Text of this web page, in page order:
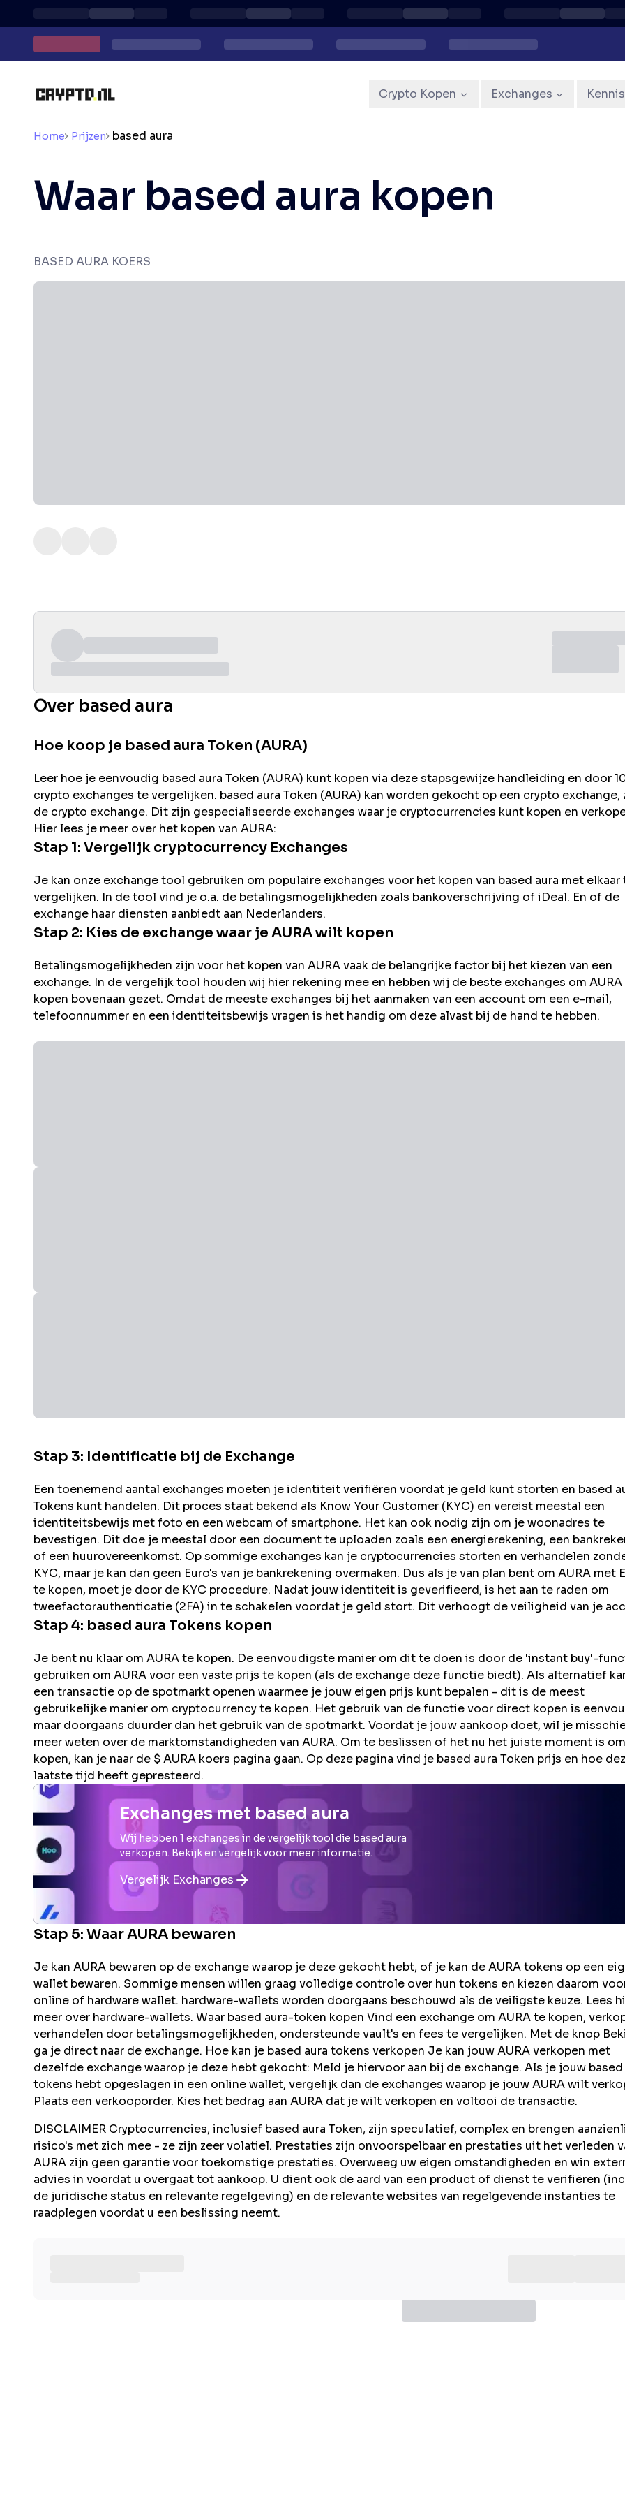
Crypto Kopen Exchanges
Home Prijzen based aura
Waar based aura kopen
BASED AURA KOERS
Over based aura
Hoe koop je based aura Token (AURA)
Leer hoe je eenvoudig based aura Token (AURA) kunt kopen via deze stapsgewijze handleiding en door
crypto exchanges te vergelijken. based aura Token (AURA) kan worden gekocht op een crypto exchange,
de crypto exchange. Dit zijn gespecialiseerde exchanges waar je cryptocurrencies kunt kopen en
Hier lees je meer over het kopen van AURA:
Stap 1: Vergelijk cryptocurrency Exchanges
Je kan onze exchange tool gebruiken om populaire exchanges voor het kopen van based aura met elkaar
vergelijken. In de tool vind je o.a. de betalingsmogelijkheden zoals bankoverschrijving of iDeal. En of de
exchange haar diensten aanbiedt aan Nederlanders.
Stap 2: Kies de exchange waar je AURAwilt kopen
Betalingsmogelijkheden zijn voor het kopen van AURAvaak de belangrijke factor bij het kiezen van een
exchange. In de vergelijk tool houden wij hier rekening mee en hebben wij de beste exchanges om AURA
kopen bovenaan gezet. Omdat de meeste exchanges bij het aanmaken van een account om een e-mail,
telefoonnummer en een identiteitsbewijs vragen is het handig om deze alvast bij de hand te hebben.
Stap 3: Identificatie bij de Exchange
Een toenemend aantal exchanges moeten je identiteit verifiëren voordat je geld kunt storten en based
Tokens kunt handelen. Dit proces staat bekend als Know Your Customer (KYC) en vereist meestal een
identiteitsbewijs met foto en een webcam of smartphone. Het kan ook nodig zijn om je woonadres te
bevestigen. Dit doe je meestal door een document te uploaden zoals een energierekening, een
of een huurovereenkomst. Op sommige exchanges kan je cryptocurrencies storten en verhandelen
KYC, maar je kan dan geen Euro's van je bankrekening overmaken. Dus als je van plan bent om AURA met
te kopen, moet je door de KYC procedure. Nadat jouw identiteit is geverifieerd, is het aan te raden om
tweefactorauthenticatie (2FA) in te schakelen voordat je geld stort. Dit verhoogt de veiligheid van je
Stap 4: based aura Tokens kopen
Je bent nu klaar om AURA te kopen. De eenvoudigste manier om dit te doen is door de 'instant buy'-
gebruiken om AURA voor een vaste prijs te kopen (als de exchange deze functie biedt). Als alternatief
een transactie op de spotmarkt openen waarmee je jouw eigen prijs kunt bepalen - dit is de meest
gebruikelijke manier om cryptocurrency te kopen. Het gebruik van de functie voor direct kopen is
maar doorgaans duurder dan het gebruik van de spotmarkt. Voordat je jouw aankoop doet, wil je
meer weten over de marktomstandigheden van AURA. Om te beslissen of het nu het juiste moment is
kopen, kan je naar de $ AURA koers pagina gaan. Op deze pagina vind je based aura Token prijs en hoe
laatste tijd heeft gepresteerd.
Exchanges met based aura
Wij hebben 1 exchanges in de vergelijk tool die based aura
verkopen. Bekijk en vergelijk voor meer informatie.
Vergelijk Exchanges
Stap 5: WaarAURA bewaren
Je kan AURA bewaren op de exchange waarop je deze gekocht hebt, of je kan de AURA tokens op een
wallet bewaren. Sommige mensen willen graag volledige controle over hun tokens en kiezen daarom
online of hardware wallet. hardware-wallets worden doorgaans beschouwd als de veiligste keuze. Lees
meer over hardware-wallets. Waar based aura-token kopen Vind een exchange om AURA te kopen,
verhandelen door betalingsmogelijkheden, ondersteunde vault's en fees te vergelijken. Met de knop
ga je direct naar de exchange. Hoe kan je based aura tokens verkopen Je kan jouw AURA verkopen met
dezelfde exchange waarop je deze hebt gekocht: Meld je hiervoor aan bij de exchange. Als je jouw based
tokens hebt opgeslagen in een online wallet, vergelijk dan de exchanges waarop je jouw AURA wilt
Plaats een verkooporder. Kies het bedrag aan AURA dat je wilt verkopen en voltooi de transactie.
DISCLAIMER Cryptocurrencies, inclusief based aura Token, zijn speculatief, complex en brengen
risico's met zich mee - ze zijn zeer volatiel. Prestaties zijn onvoorspelbaar en prestaties uit het verleden
AURA zijn geen garantie voor toekomstige prestaties. Overweeg uw eigen omstandigheden en win
advies in voordat u overgaat tot aankoop. U dient ook de aard van een product of dienst te verifiëren
de juridische status en relevante regelgeving) en de relevante websites van regelgevende instanties te
raadplegen voordat u een beslissing neemt.